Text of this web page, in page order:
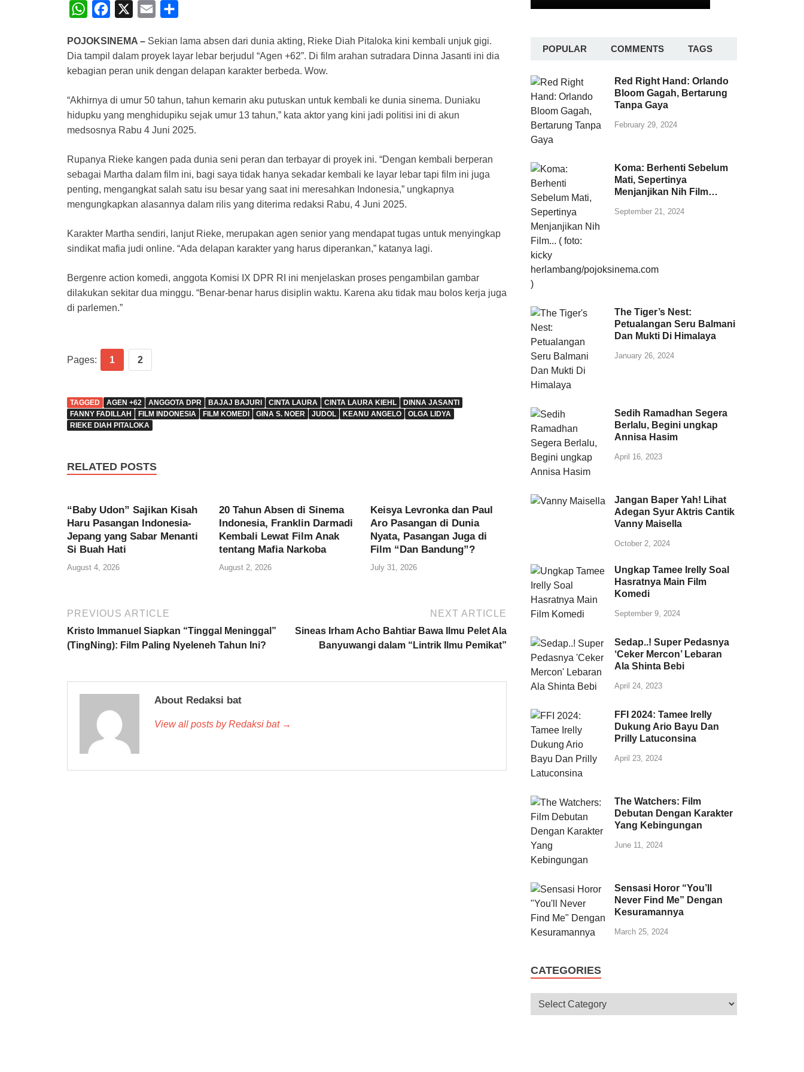
W
a
t
A
p
p
c
e
o
o
k
a
i
a
r
POJOKSINEMA – Sekian lama absen dari dunia akting, Rieke Diah Pitaloka kini kembali unjuk gigi.
Dia tampil dalam proyek layar lebar berjudul “Agen +62”. Di film arahan sutradara Dinna Jasanti ini dia
kebagian peran unik dengan delapan karakter berbeda. Wow.
“Akhirnya di umur 50 tahun, tahun kemarin aku putuskan untuk kembali ke dunia sinema. Duniaku
hidupku yang menghidupiku sejak umur 13 tahun,” kata aktor yang kini jadi politisi ini di akun
medsosnya Rabu 4 Juni 2025.
Rupanya Rieke kangen pada dunia seni peran dan terbayar di proyek ini. “Dengan kembali berperan
sebagai Martha dalam film ini, bagi saya tidak hanya sekadar kembali ke layar lebar tapi film ini juga
penting, mengangkat salah satu isu besar yang saat ini meresahkan Indonesia,” ungkapnya
mengungkapkan alasannya dalam rilis yang diterima redaksi Rabu, 4 Juni 2025.
Karakter Martha sendiri, lanjut Rieke, merupakan agen senior yang mendapat tugas untuk menyingkap
sindikat mafia judi online. “Ada delapan karakter yang harus diperankan,” katanya lagi.
Bergenre action komedi, anggota Komisi IX DPR RI ini menjelaskan proses pengambilan gambar
dilakukan sekitar dua minggu. “Benar-benar harus disiplin waktu. Karena aku tidak mau bolos kerja juga
di parlemen.”
Pages: 1 2
TAGGED AGEN +62 ANGGOTA DPR BAJAJ BAJURI CINTA LAURA CINTA LAURA KIEHL
DINNA JASANTI
FANNY FADILLAH
FILM INDONESIA FILM KOMEDI GINA S. NOER JUDOL KEANU ANGELO
OLGA LIDYA
RIEKE DIAH PITALOKA
RELATED POSTS
“Baby Udon” Sajikan Kisah
Haru Pasangan Indonesia-
Jepang yang Sabar Menanti
Si Buah Hati
August 4, 2026
20 Tahun Absen di Sinema
Indonesia, Franklin Darmadi
Kembali Lewat Film Anak
tentang Mafia Narkoba
August 2, 2026
Keisya Levronka dan Paul
Aro Pasangan di Dunia
Nyata, Pasangan Juga di
Film “Dan Bandung”?
July 31, 2026
PREVIOUS ARTICLE
Kristo Immanuel Siapkan “Tinggal Meninggal”
(TingNing): Film Paling Nyeleneh Tahun Ini?
NEXT ARTICLE
Sineas Irham Acho Bahtiar Bawa Ilmu Pelet Ala
Banyuwangi dalam “Lintrik Ilmu Pemikat”
About Redaksi bat
View all posts by Redaksi bat →
POPULAR COMMENTS TAGS
Red Right Hand: Orlando
Bloom Gagah, Bertarung
Tanpa Gaya
February 29, 2024
Koma: Berhenti Sebelum
Mati, Sepertinya
Menjanjikan Nih Film…
September 21, 2024
The Tiger’s Nest:
Petualangan Seru Balmani
Dan Mukti Di Himalaya
January 26, 2024
Sedih Ramadhan Segera
Berlalu, Begini ungkap
Annisa Hasim
April 16, 2023
Jangan Baper Yah! Lihat
Adegan Syur Aktris Cantik
Vanny Maisella
October 2, 2024
Ungkap Tamee Irelly Soal
Hasratnya Main Film
Komedi
September 9, 2024
Sedap..! Super Pedasnya
‘Ceker Mercon’ Lebaran
Ala Shinta Bebi
April 24, 2023
FFI 2024: Tamee Irelly
Dukung Ario Bayu Dan
Prilly Latuconsina
April 23, 2024
The Watchers: Film
Debutan Dengan Karakter
Yang Kebingungan
June 11, 2024
Sensasi Horor “You’ll
Never Find Me” Dengan
Kesuramannya
March 25, 2024
CATEGORIES